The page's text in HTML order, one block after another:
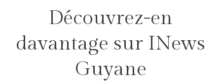
Découvrez-en
davantage sur INews
Guyane